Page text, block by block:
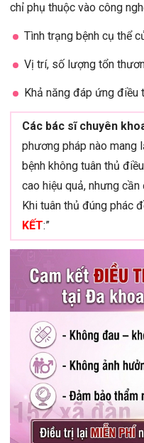
chỉ phụ thuộc vào công
Tình trạng bệnh cụ thể
Vị trí, số lượng tổn
Khả năng đáp ứng điều
Các bác sĩ chuyên
phương pháp nào mang
bệnh không tuân thủ
cao hiệu quả, nhưng
Khi tuân thủ đúng phác
KẾT:”